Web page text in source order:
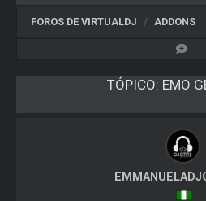
FOROS DE VIRTUALDJ ADDONS
TÓPICO: EMO